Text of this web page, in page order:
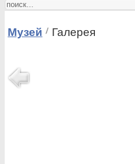
Музей Галерея